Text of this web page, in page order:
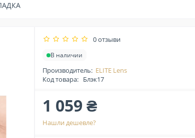
0 отзыви
В наличии
Производитель: ELITE Lens
Код товара: Блэк17
1 059 ₴
Нашли дешевле?